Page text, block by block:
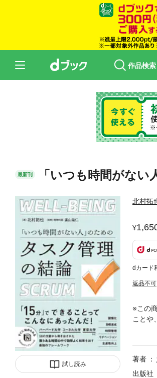
作品検索
最新刊 「いつも時間がな
試し読み
北村拓
dカード
返品不可
※この
ことや
結果
結論」
8％が
著者
出版社